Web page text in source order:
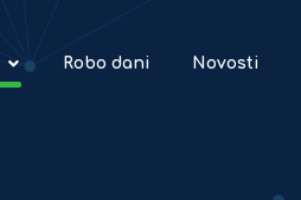
Robo dani Novosti